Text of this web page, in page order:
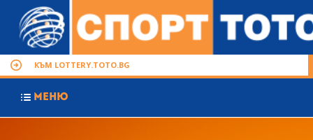
КЪМ LOTTERY.TOTO.BG
МЕНЮ